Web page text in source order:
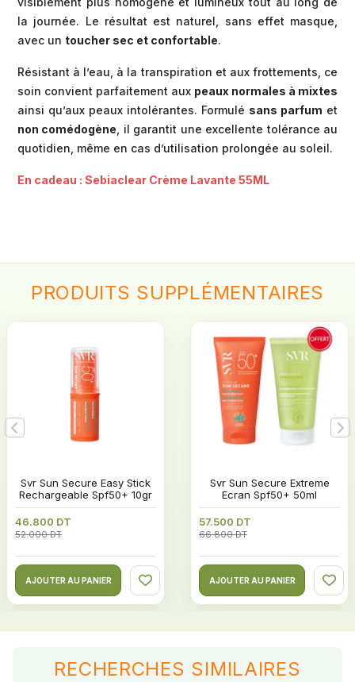
la journée. Le résultat est naturel, sans effet masque,
avec un toucher sec et confortable.
Résistant à l’eau, à la transpiration et aux frottements, ce
soin convient parfaitement aux peaux normales à mixtes
ainsi qu’aux peaux intolérantes. Formulé sans parfum et
non comédogène , il garantit une excellente tolérance au
quotidien, même en cas d’utilisation prolongée au soleil.
En cadeau : Sebiaclear Crème Lavante 55ML
PRODUITS SUPPLÉMENTAIRES
Svr Sun Secure Easy Stick
Rechargeable Spf50+ 10gr
46.800 DT
52.000 DT
AJOUTER AU PANIER
Svr Sun Secure Extreme
Ecran Spf50+ 50ml
57.500 DT
66.800 DT
AJOUTER AU PANIER
RECHERCHES SIMILAIRES